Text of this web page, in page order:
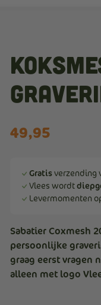
49,95
Gratisverzending
Vlees wordt
Levermomenten
Sabatier Coxmesh
persoonlijke
graag eerst vragen
alleen met logo